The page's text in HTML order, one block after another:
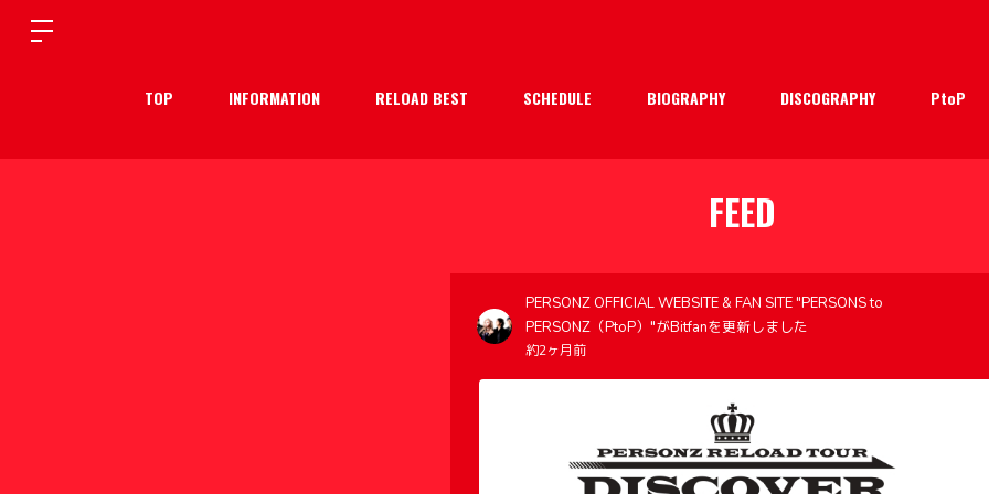
TOP INFORMATION RELOAD BEST SCHEDULE BIOGRAPHY DISCOGRAPHY PtoP
FEED
PERSONZ OFFICIAL WEBSITE & FAN SITE "PERSONS to
PERSONZ（PtoP）"がBitfanを更新しました
約2ヶ月前